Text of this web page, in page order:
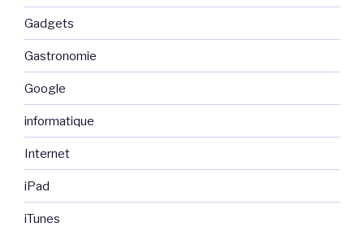
Gadgets
Gastronomie
Google
informatique
Internet
iPad
iTunes